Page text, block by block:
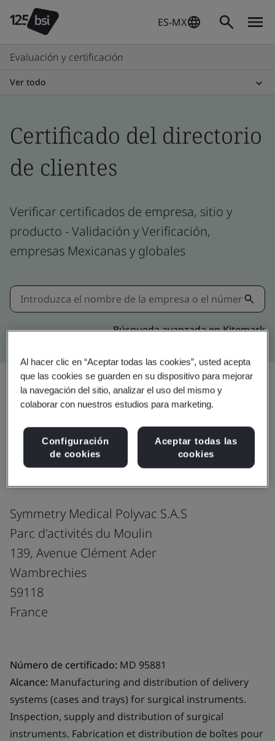
ES-MX
Evaluación y certificación
Ver todo
Certificado del directorio
de clientes
Verificar certificados de empresa, sitio y
producto - Validación y Verificación,
empresas Mexicanas y globales
Búsqueda avanzada en Kitemark
Compartir:
ISO 13485: 2016
Symmetry Medical Polyvac S.A.S
Parc d'activités du Moulin
139, Avenue Clément Ader
Wambrechies
59118
France
Número de certificado: MD 95881
Alcance: Manufacturing and distribution of delivery
systems (cases and trays) for surgical instruments.
Inspection, supply and distribution of surgical
instruments. Fabrication et distribution de boîtes pour
Al hacer clic en “Aceptar todas las cookies”, usted acepta
que las cookies se guarden en su dispositivo para mejorar
la navegación del sitio, analizar el uso del mismo y
colaborar con nuestros estudios para marketing.
Configuración
de cookies
Aceptar todas las
cookies